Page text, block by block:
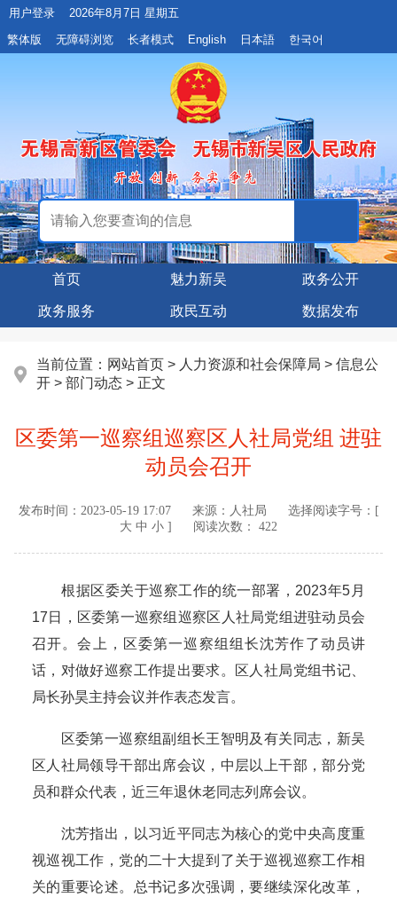
用户登录
2026年8月7日 星期五
繁体版
无障碍浏览 长者模式 English 日本語 한국어
首页 魅力新吴 政务公开
政务服务 政民互动 数据发布
当前位置： 网站首页 > 人力资源和社会保障局 > 信息公
开 > 部门动态 > 正文
区委第一巡察组巡察区人社局党组 进驻
动员会召开
发布时间： 2023-05-19 17:07 来源： 人社局
选择阅读字号：[
大 中 小 ] 阅读次数： 422
根据区委关于巡察工作的统一部署，2023年5月
17日，区委第一巡察组巡察区人社局党组进驻动员会
召开。会上，区委第一巡察组组长沈芳作了动员讲
话，对做好巡察工作提出要求。区人社局党组书记、
局长孙昊主持会议并作表态发言。
区委第一巡察组副组长王智明及有关同志，新吴
区人社局领导干部出席会议，中层以上干部，部分党
员和群众代表，近三年退休老同志列席会议。
沈芳指出，以习近平同志为核心的党中央高度重
视巡视工作，党的二十大提到了关于巡视巡察工作相
关的重要论述。总书记多次强调，要继续深化改革，